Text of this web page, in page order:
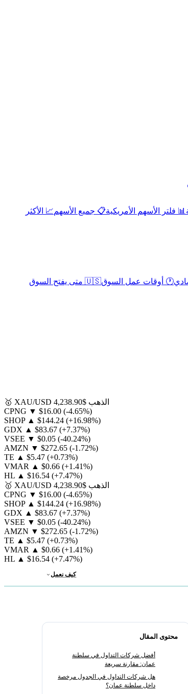
📊 فلتر الأسهم الأمريكية📋 جميع الأسهم📈 الأكثر
🕐 أوقات عمل السوق
🇺🇸 متى يفتح السوق
🥇 XAU/USD الذهب $4,238.90
CPNG ▼ $16.00 (-4.65%)
SHOP ▲ $144.24 (+16.98%)
GDX ▲ $83.67 (+7.37%)
VSEE ▼ $0.05 (-40.24%)
AMZN ▼ $272.65 (-1.72%)
TE ▲ $5.47 (+0.73%)
VMAR ▲ $0.66 (+1.41%)
HL ▲ $16.54 (+7.47%)
🥇 XAU/USD الذهب $4,238.90
CPNG ▼ $16.00 (-4.65%)
SHOP ▲ $144.24 (+16.98%)
GDX ▲ $83.67 (+7.37%)
VSEE ▼ $0.05 (-40.24%)
AMZN ▼ $272.65 (-1.72%)
TE ▲ $5.47 (+0.73%)
VMAR ▲ $0.66 (+1.41%)
HL ▲ $16.54 (+7.47%)
كيف نعمل
محتوى المقال
أفضل شركات التداول في سلطنة
عمان: مقارنة سريعة
هل شركات التداول في الجدول مرخصة
داخل سلطنة عمان؟